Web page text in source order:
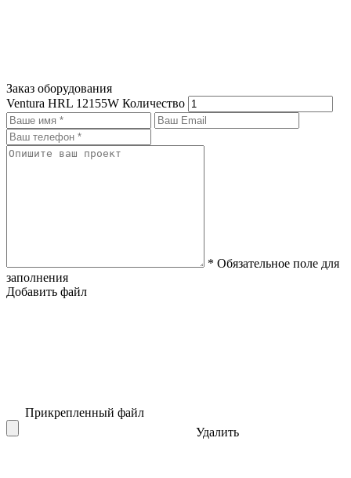
Заказ оборудования
Ventura HRL 12155W Количество
* Обязательное поле для
заполнения
Добавить файл
Прикрепленный файл
Удалить